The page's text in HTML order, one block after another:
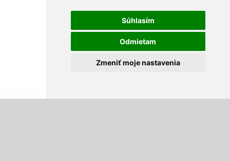
Súhlasím
Odmietam
Zmeniť moje nastavenia